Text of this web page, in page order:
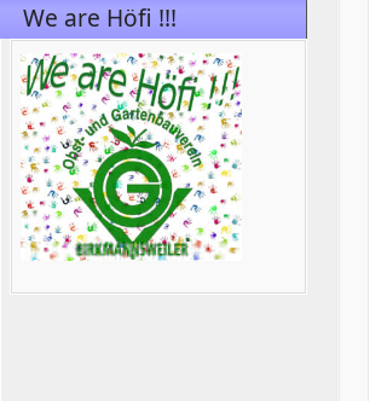
We are Höfi !!!